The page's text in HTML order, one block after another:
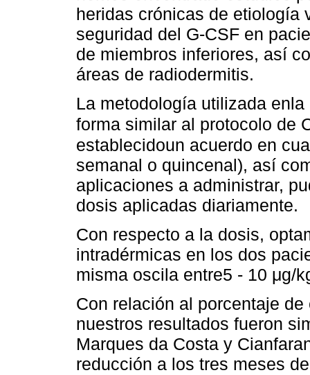
heridas crónicas de etiología
seguridad del G-CSF en
de miembros inferiores, así
áreas de radiodermitis.
La metodología utilizada
forma similar al protocolo de
establecidoun acuerdo en
semanal o quincenal), así
aplicaciones a administrar,
dosis aplicadas diariamente.
Con respecto a la dosis,
intradérmicas en los dos
misma oscila entre5 - 10 μg/
Con relación al porcentaje
nuestros resultados fueron
Marques da Costa y
reducción a los tres meses